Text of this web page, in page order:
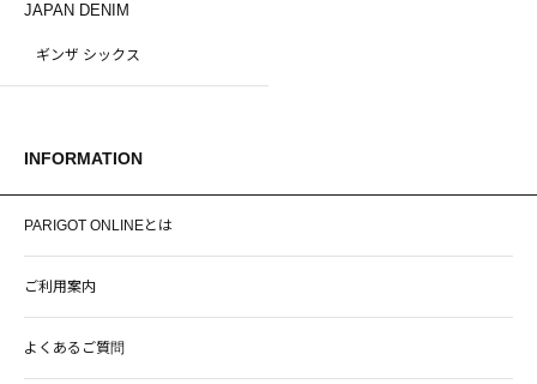
JAPAN DENIM
ギンザ シックス
INFORMATION
PARIGOT ONLINEとは
ご利用案内
よくあるご質問